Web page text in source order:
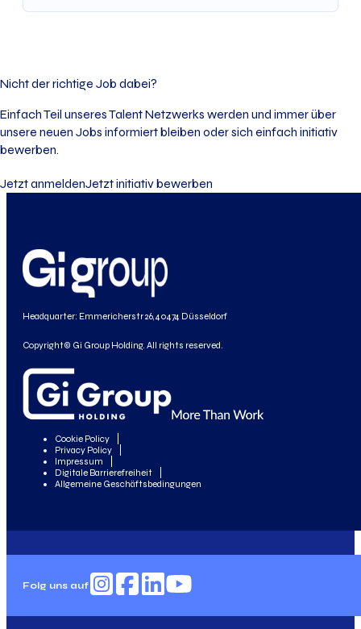
Nicht der richtige Job dabei?
Einfach Teil unseres Talent Netzwerks werden und immer über
unsere neuen Jobs informiert bleiben oder sich einfach initiativ
bewerben.
Jetzt anmeldenJetzt initiativ bewerben
Headquarter: Emmericherstr 26, 40474 Düsseldorf
Copyright© Gi Group Holding. All rights reserved.
Cookie Policy
Privacy Policy
Impressum
Digitale Barrierefreiheit
Allgemeine Geschäftsbedingungen
Folg uns auf